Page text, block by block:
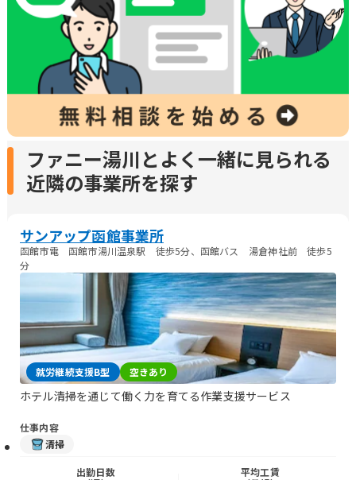
ファニー湯川とよく一緒に見られる
近隣の事業所を探す
サンアップ函館事業所
函館市電 函館市湯川温泉駅 徒歩5分、函館バス 湯倉神社前 徒歩5
分
就労継続支援B型 空きあり
ホテル清掃を通じて働く力を育てる作業支援サービス
仕事内容
清掃
出勤日数
平均工賃